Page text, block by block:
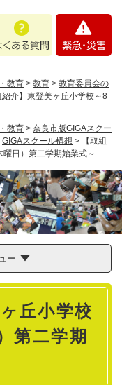
・
教育 > 教育 > 教育委員会の
紹介】東登美ヶ丘小学校～8
教育 > 奈良市版GIGAスクー
GIGAスクール構想 >
【取組
日）第二学期始業式～
ー
丘小学校
第二学期